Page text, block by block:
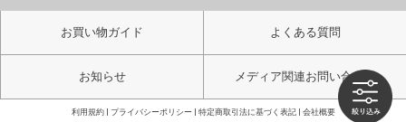
お買い物ガイド よくある質問
お知らせ メディア関連お問い合わせ
利用規約 プライバシーポリシー 特定商取引法に基づく表記 会社概要